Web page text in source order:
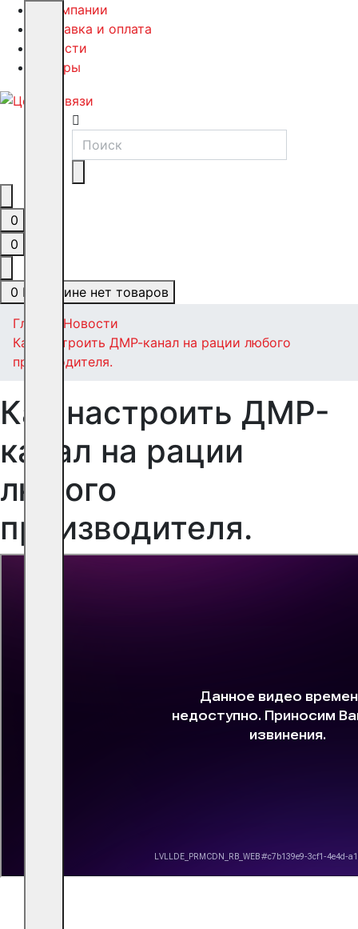
О компании
Доставка и оплата
Новости
Обзоры
0
0
0 В корзине нет товаров
Главная Новости
Как настроить ДМР-канал на рации любого
производителя.
Как настроить ДМР-
канал на рации
любого
производителя.